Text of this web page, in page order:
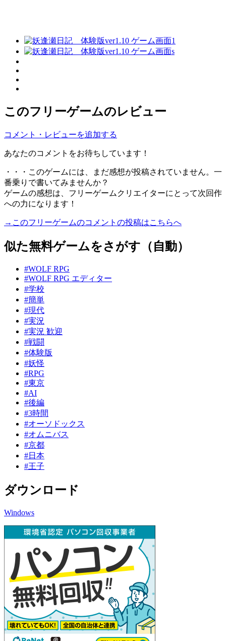
このフリーゲームのレビュー
コメント・レビューを追加する
あなたのコメントをお待ちしています！
・・・このゲームには、まだ感想が投稿されていません。一
番乗りで書いてみませんか？
ゲームの感想は、フリーゲームクリエイターにとって次回作
への力になります！
→このフリーゲームのコメントの投稿はこちらへ
似た無料ゲームをさがす（自動）
#WOLF RPG
#WOLF RPG エディター
#学校
#簡単
#現代
#実況
#実況 歓迎
#戦闘
#体験版
#妖怪
#RPG
#東京
#AI
#後編
#3時間
#オーソドックス
#オムニバス
#京都
#日本
#王子
ダウンロード
Windows